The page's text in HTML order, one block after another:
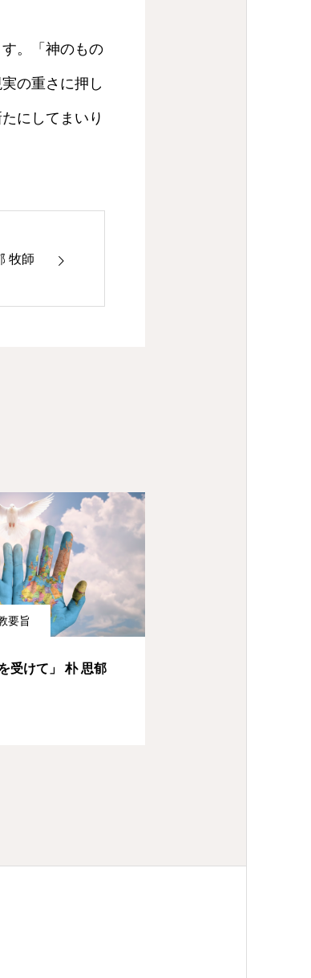
。「神のもの
の重さに押し
にしてまいり
牧師
要旨
受けて」 朴 思郁